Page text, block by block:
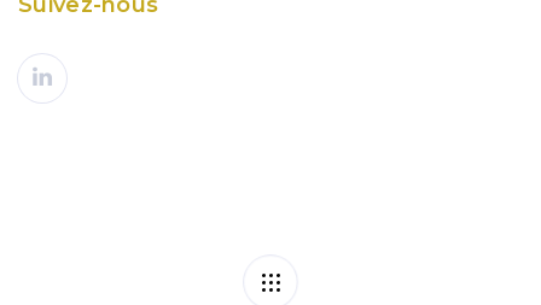
Suivez-nous